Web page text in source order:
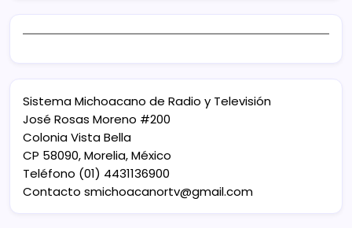
Sistema Michoacano de Radio y Televisión
José Rosas Moreno #200
Colonia Vista Bella
CP 58090, Morelia, México
Teléfono (01) 4431136900
Contacto smichoacanortv@gmail.com